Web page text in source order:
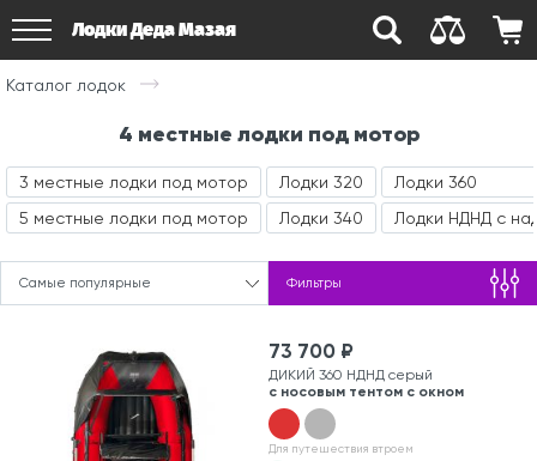
Лодки Деда Мазая
Каталог лодок
4 местные лодки под мотор
3 местные лодки под мотор
5 местные лодки под мотор
Лодки 320
Лодки 340
Лодки 360
Лодки НДНД с
Самые популярные Фильтры
73 700 ₽
ДИКИЙ 360 НДНД серый
с носовым тентом с окном
Для путешествия втроем